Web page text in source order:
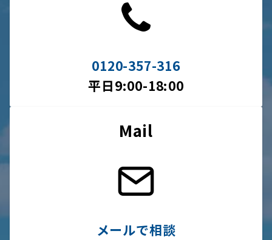
0120-357-316
平日9:00-18:00
Mail
メールで相談